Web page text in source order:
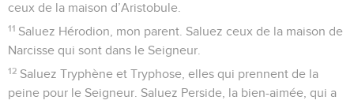
ceux de la maison d’Aristobule.
11 Saluez Hérodion, mon parent. Saluez ceux de la maison de
Narcisse qui sont dans le Seigneur.
12 Saluez Tryphène et Tryphose, elles qui prennent de la
peine pour le Seigneur. Saluez Perside, la bien-aimée, qui a